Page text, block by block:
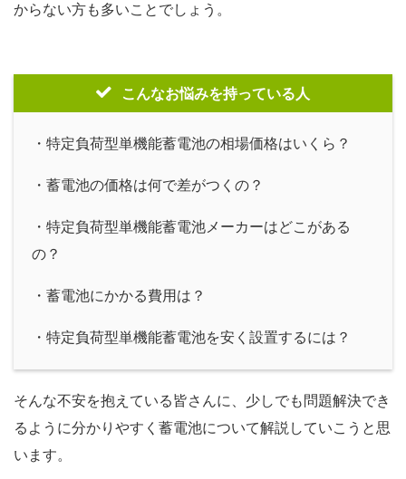
からない方も多いことでしょう。
こんなお悩みを持っている人
・特定負荷型単機能蓄電池の相場価格はいくら？
・蓄電池の価格は何で差がつくの？
・特定負荷型単機能蓄電池メーカーはどこがある
の？
・蓄電池にかかる費用は？
・特定負荷型単機能蓄電池を安く設置するには？
そんな不安を抱えている皆さんに、少しでも問題解決でき
るように分かりやすく蓄電池について解説していこうと思
います。